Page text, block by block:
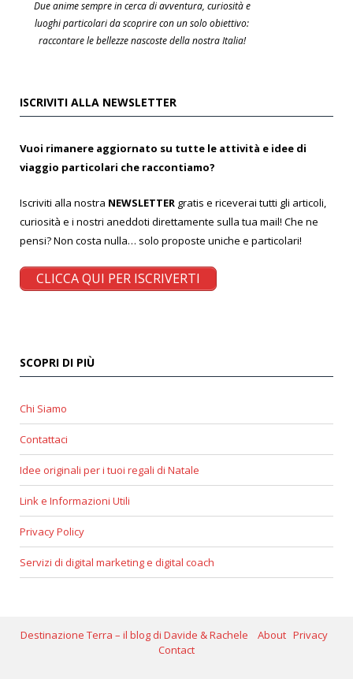
Due anime sempre in cerca di avventura, curiosità e
luoghi particolari da scoprire con un solo obiettivo:
raccontare le bellezze nascoste della nostra Italia!
ISCRIVITI ALLA NEWSLETTER
Vuoi rimanere aggiornato su tutte le attività e idee di
viaggio particolari che raccontiamo?
Iscriviti alla nostra NEWSLETTER gratis e riceverai tutti gli articoli,
curiosità e i nostri aneddoti direttamente sulla tua mail! Che ne
pensi? Non costa nulla… solo proposte uniche e particolari!
CLICCA QUI PER ISCRIVERTI
SCOPRI DI PIÙ
Chi Siamo
Contattaci
Idee originali per i tuoi regali di Natale
Link e Informazioni Utili
Privacy Policy
Servizi di digital marketing e digital coach
Destinazione Terra – il blog di Davide & Rachele About Privacy
Contact